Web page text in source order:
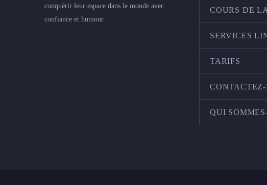
conquérir leur espace dans le monde avec
confiance et humour.
COURS DE
SERVICES
TARIFS
CONTACTEZ-
QUI